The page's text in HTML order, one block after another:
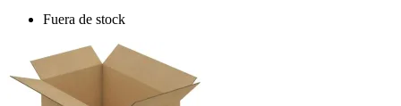
Fuera de stock